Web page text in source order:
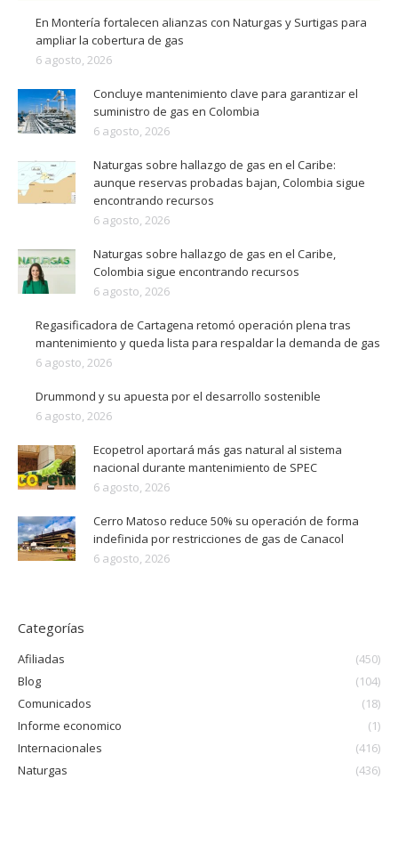
En Montería fortalecen alianzas con Naturgas y Surtigas para
ampliar la cobertura de gas
6 agosto, 2026
Concluye mantenimiento clave para garantizar el
suministro de gas en Colombia
6 agosto, 2026
Naturgas sobre hallazgo de gas en el Caribe:
aunque reservas probadas bajan, Colombia sigue
encontrando recursos
6 agosto, 2026
Naturgas sobre hallazgo de gas en el Caribe,
Colombia sigue encontrando recursos
6 agosto, 2026
Regasificadora de Cartagena retomó operación plena tras
mantenimiento y queda lista para respaldar la demanda de gas
6 agosto, 2026
Drummond y su apuesta por el desarrollo sostenible
6 agosto, 2026
Ecopetrol aportará más gas natural al sistema
nacional durante mantenimiento de SPEC
6 agosto, 2026
Cerro Matoso reduce 50% su operación de forma
indefinida por restricciones de gas de Canacol
6 agosto, 2026
Categorías
Afiliadas
(450)
Blog
(104)
Comunicados
(18)
Informe economico
(1)
Internacionales
(416)
Naturgas
(436)